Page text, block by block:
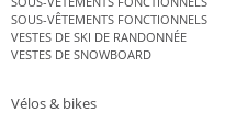
SOUS-VÊTEMENTS FONCTIONNELS
VESTES DE SKI DE RANDONNÉE
VESTES DE SNOWBOARD
Vélos & bikes